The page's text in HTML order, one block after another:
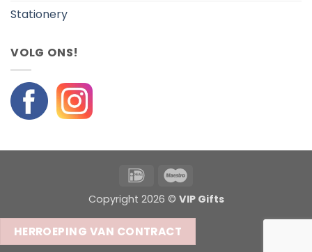
Stationery
VOLG ONS!
IDeal
Copyright 2026 © VIP Gifts
HERROEPING VAN CONTRACT